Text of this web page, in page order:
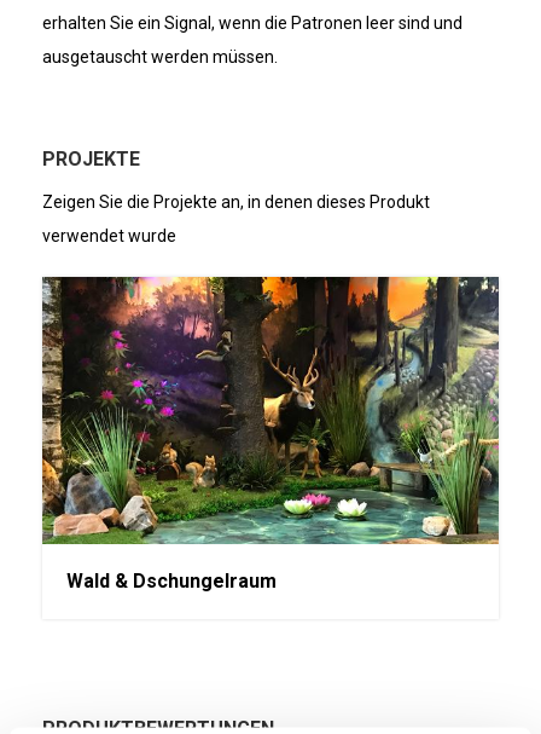
erhalten Sie ein Signal, wenn die Patronen leer sind und
ausgetauscht werden müssen.
PROJEKTE
Zeigen Sie die Projekte an, in denen dieses Produkt
verwendet wurde
Wald & Dschungelraum
PRODUKTBEWERTUNGEN